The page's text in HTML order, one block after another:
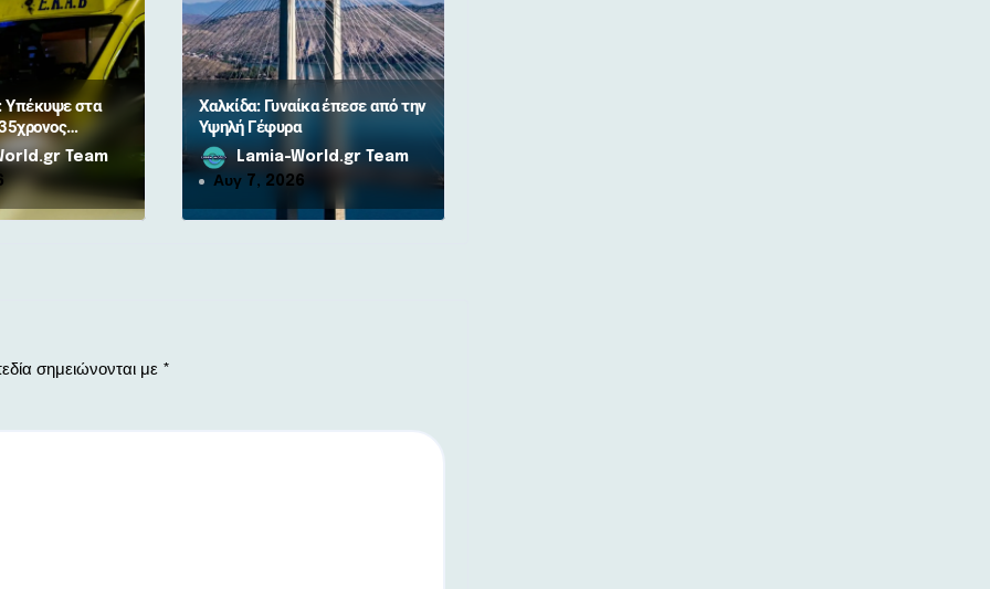
Υπέκυψε στα
μετά από
Team
Χαλκίδα: Γυναίκα έπεσε από την
Υψηλή Γέφυρα
Lamia-World.gr Team
Αυγ 7, 2026
σημειώνονται με *